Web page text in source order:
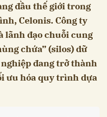
đầu thế giới trong
Celonis. Công ty
lãnh đạo chuỗi cung
chứa” (silos) dữ
đang trở thành
ưu hóa quy trình dựa